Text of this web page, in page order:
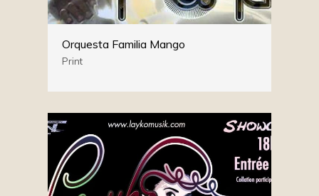
Orquesta Familia Mango
Print